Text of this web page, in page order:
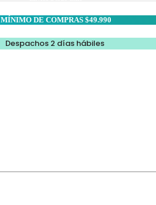
MÍNIMO DE COMPRAS $49.990
Despachos 2 días hábiles